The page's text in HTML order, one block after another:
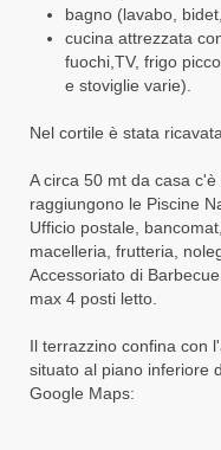
bagno (lavabo,
cucina attrezzata
fuochi,TV, frigo
e stoviglie varie).
Nel cortile è stata
A circa 50 mt da casa
raggiungono le Piscine
Ufficio postale,
macelleria, frutteria,
Accessoriato di
max 4 posti letto.
Il terrazzino confina con
situato al piano inferiore
Google Maps: